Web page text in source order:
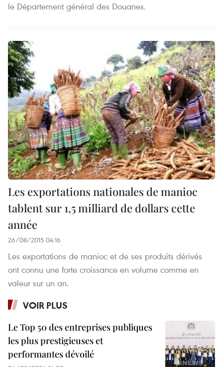
le Département général des Douanes.
Les exportations nationales de manioc
tablent sur 1,5 milliard de dollars cette
année
26/08/2015 04:16
Les exportations de manioc et de ses produits dérivés
ont connu une forte croissance en volume comme en
valeur sur un an.
VOIR PLUS
Le Top 50 des entreprises publiques
les plus prestigieuses et
performantes dévoilé